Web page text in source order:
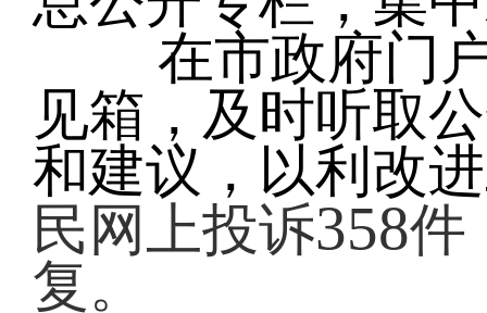
在市政府门户
见箱，及时听取
和建议，以利改
民网上投诉358件
复。